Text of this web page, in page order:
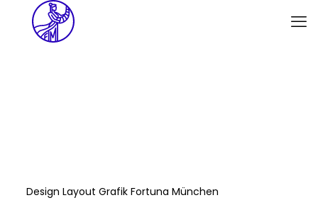
Design Layout Grafik Fortuna München